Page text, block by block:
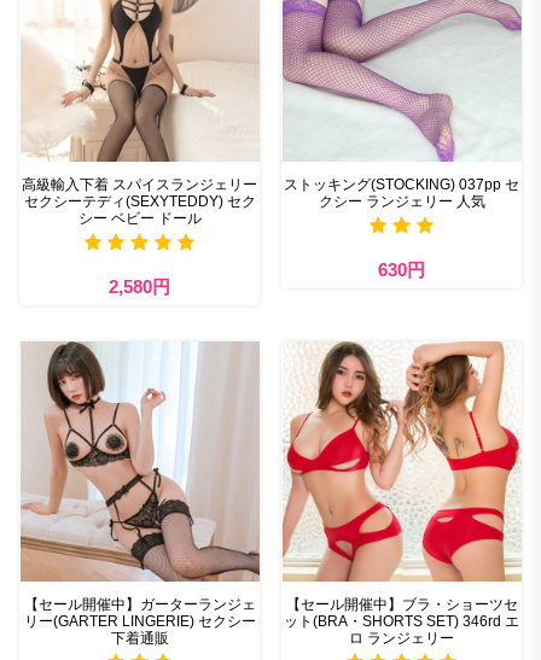
高級輸入下着 スパイスランジェリー
セクシーテディ(SEXYTEDDY) セク
シー ベビー ドール
2,580円
ストッキング(STOCKING) 037pp セ
クシー ランジェリー 人気
630円
【セール開催中】ガーターランジェ
リー(GARTER LINGERIE) セクシー
下着通販
【セール開催中】ブラ・ショーツセ
ット(BRA・SHORTS SET) 346rd エ
ロ ランジェリー